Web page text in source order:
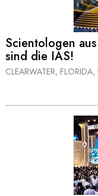
Scientologen
sind die IAS!
CLEARWATER, FLORIDA,